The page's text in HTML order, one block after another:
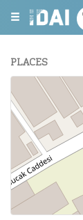
PLACES
−